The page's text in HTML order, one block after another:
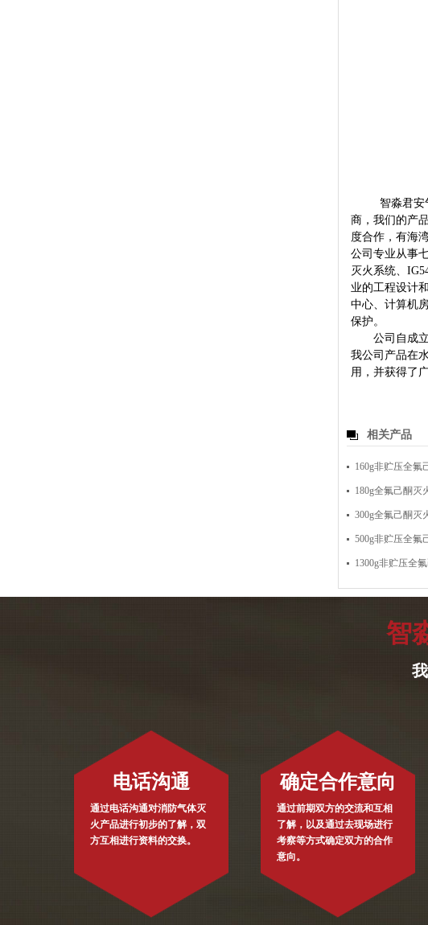
智淼君安气
商，我们的产
度合作，有海
公司专业从事
灭火系统、
业的工程设计
中心、计算机
保护。
公司自成立
我公司产品在
用，并获得了
相关产品
160g非贮压全氟
180g全氟己酮灭
300g全氟己酮灭
500g非贮压全氟
1300g非贮压全
智
电话沟通
通过电话沟通对消防气体灭
火产品进行初步的了解，双
方互相进行资料的交换。
确定合作意向
通过前期双方的交流和互相
了解，以及通过去现场进行
考察等方式确定双方的合作
意向。